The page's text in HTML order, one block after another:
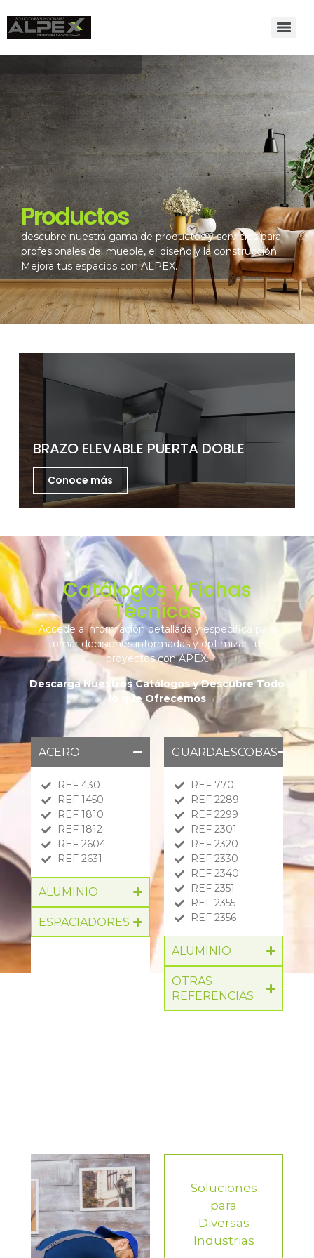
Productos
descubre nuestra gama de productos y servicios para
profesionales del mueble, el diseño y la construcción.
Mejora tus espacios con ALPEX.
BRAZO ELEVABLE PUERTA DOBLE
Conoce más
Catálogos y Fichas
Técnicas
Accede a información detallada y específica para
tomar decisiones informadas y optimizar tus
proyectos con APEX.
Descarga Nuestros Catálogos y Descubre Todo
lo que Ofrecemos
ACERO
REF 430
REF 1450
REF 1810
REF 1812
REF 2604
REF 2631
ALUMINIO
ESPACIADORES
GUARDAESCOBAS
REF 770
REF 2289
REF 2299
REF 2301
REF 2320
REF 2330
REF 2340
REF 2351
REF 2355
REF 2356
ALUMINIO
OTRAS
REFERENCIAS
Soluciones
para
Diversas
Industrias